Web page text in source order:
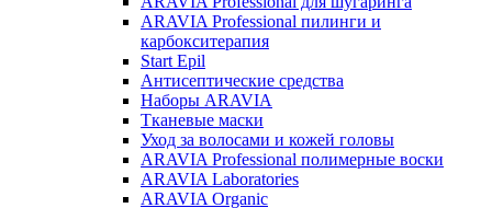
ARAVIA Professional пилинги и
карбокситерапия
Start Epil
Антисептические средства
Наборы ARAVIA
Тканевые маски
Уход за волосами и кожей головы
ARAVIA Professional полимерные воски
ARAVIA Laboratories
ARAVIA Organic